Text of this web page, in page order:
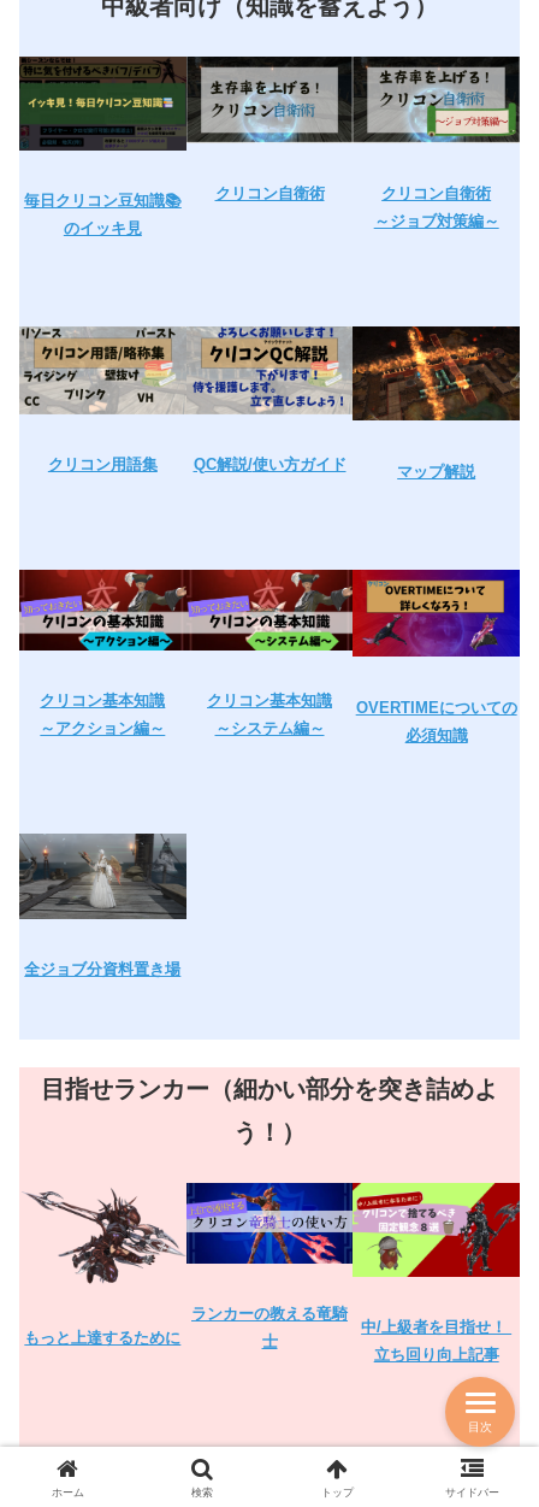
中級者向け（知識を蓄えよう）
毎日クリコン豆知識📚
のイッキ見
クリコン自衛術
クリコン自衛術
～ジョブ対策編～
クリコン用語集 QC解説/使い方ガイド マップ解説
クリコン基本知識
～アクション編～
クリコン基本知識
～システム編～
OVERTIMEについての
必須知識
全ジョブ分資料置き場
目指せランカー（細かい部分を突き詰めよ
う！）
もっと上達するために
ランカーの教える竜騎
士
中/上級者を目指せ！
立ち回り向上記事
ホーム 検索 トップ サイドバー
目次